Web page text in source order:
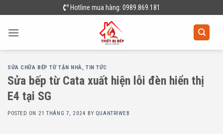
to
content
Hotline mua hàng: 0989.869.181
SỬA CHỮA BẾP TỪ TẬN NHÀ,TIN TỨC
Sửa bếp từ Cata xuất hiện lỗi đèn hiển thị
E4 tại SG
POSTED ON 21 THÁNG 7, 2024 BY QUANTRIWEB